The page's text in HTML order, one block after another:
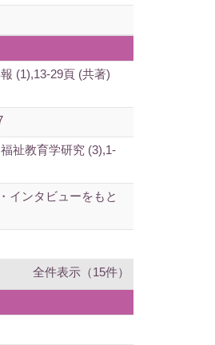
(1),13-29頁 (共著)
祉教育学研究 (3),1-
インタビューをもと
全件表示（15件）